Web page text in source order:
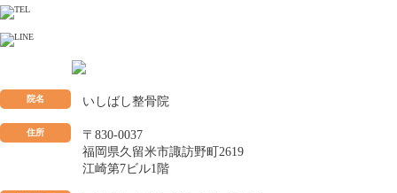
院名 いしばし整骨院
住所
〒830-0037
福岡県久留米市諏訪野町2619
江崎第7ビル1階